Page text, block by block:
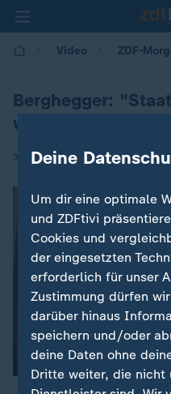
Video ZDF-
Berghegger:
wichtig"
30.09.2025 | 05:30
Deine
Um dir eine optimale
und ZDFtivi
Cookies und
der eingesetzten
erforderlich für unser
Zustimmung dürfen
darüber hinaus
speichern und/oder
deine Daten ohne
Dritte weiter, die nicht